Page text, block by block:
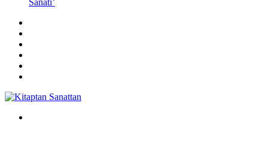
Sanatı’